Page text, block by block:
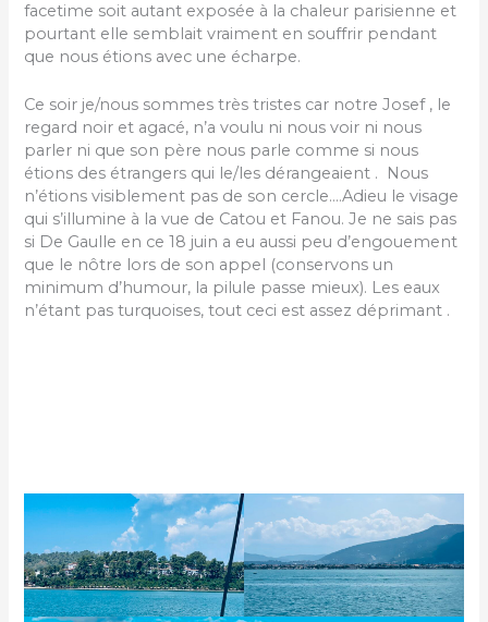
facetime soit autant exposée à la chaleur parisienne et
pourtant elle semblait vraiment en souffrir pendant
que nous étions avec une écharpe.
Ce soir je/nous sommes très tristes car notre Josef , le
regard noir et agacé, n’a voulu ni nous voir ni nous
parler ni que son père nous parle comme si nous
étions des étrangers qui le/les dérangeaient . Nous
n’étions visiblement pas de son cercle….Adieu le visage
qui s’illumine à la vue de Catou et Fanou. Je ne sais pas
si De Gaulle en ce 18 juin a eu aussi peu d’engouement
que le nôtre lors de son appel (conservons un
minimum d’humour, la pilule passe mieux). Les eaux
n’étant pas turquoises, tout ceci est assez déprimant .